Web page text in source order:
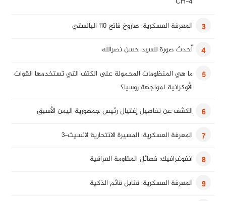
CH-4
3 المعرفة العسكرية: صاروخ فاتح 110 البالستي
4 أحدث صورة للسيد حسن نصرالله
5
ما هي المنظومات المحمولة على الكتف التي تستخدمها القوات
الأوكرانية لمواجهة روسيا؟
6 الكشف عن تفاصيل إغتيال رئيس جمهورية اليمن الأسبق
7 المعرفة العسكرية: المسيرة الانتحارية لانسيت-3
8 انفوغرافيك: فصائل المقاومة العراقية
9 المعرفة العسكرية: قنابل قائم الذكية